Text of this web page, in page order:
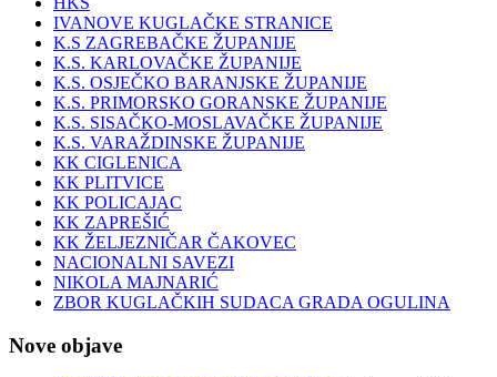
IVANOVE KUGLAČKE STRANICE
K.S ZAGREBAČKE ŽUPANIJE
K.S. KARLOVAČKE ŽUPANIJE
K.S. OSJEČKO BARANJSKE ŽUPANIJE
K.S. PRIMORSKO GORANSKE ŽUPANIJE
K.S. SISAČKO-MOSLAVAČKE ŽUPANIJE
K.S. VARAŽDINSKE ŽUPANIJE
KK CIGLENICA
KK PLITVICE
KK POLICAJAC
KK ZAPREŠIĆ
KK ŽELJEZNIČAR ČAKOVEC
NACIONALNI SAVEZI
NIKOLA MAJNARIĆ
ZBOR KUGLAČKIH SUDACA GRADA OGULINA
Nove objave